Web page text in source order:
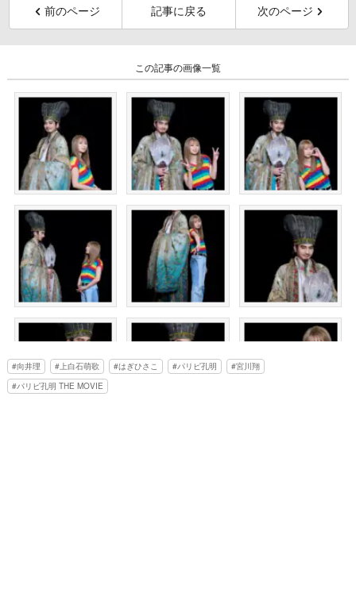
前のページ 記事に戻る 次のページ
この記事の画像一覧
向井理 上白石萌歌 はぎひさこ パリピ孔明
宮川翔
パリピ孔明 THE MOVIE